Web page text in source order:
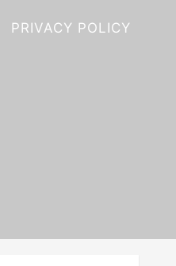
PRIVACY POLICY